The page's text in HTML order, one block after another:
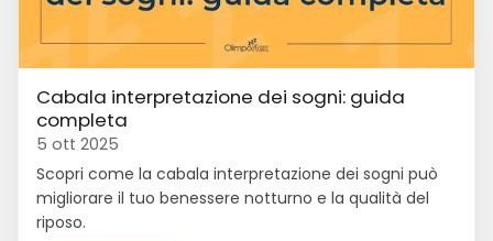
Cabala interpretazione dei sogni: guida
completa
5 ott 2025
Scopri come la cabala interpretazione dei sogni può
migliorare il tuo benessere notturno e la qualità del
riposo.